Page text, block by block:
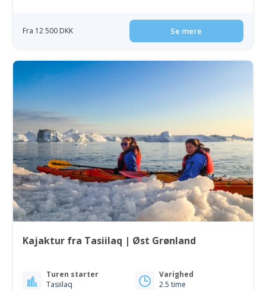
Fra 12 500 DKK Se mere
Kajaktur fra Tasiilaq | Øst Grønland
Turen starter
Tasiilaq
Varighed
2.5 time